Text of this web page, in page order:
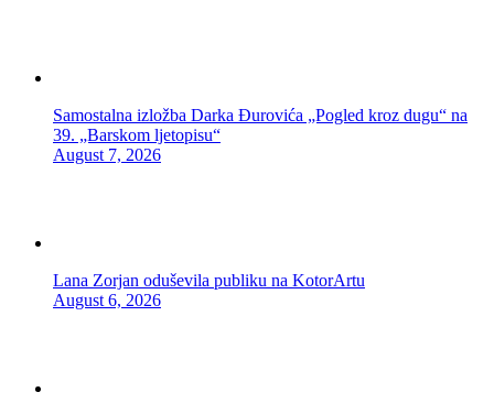
Samostalna izložba Darka Đurovića „Pogled kroz dugu“ na
39. „Barskom ljetopisu“
August 7, 2026
Lana Zorjan oduševila publiku na KotorArtu
August 6, 2026